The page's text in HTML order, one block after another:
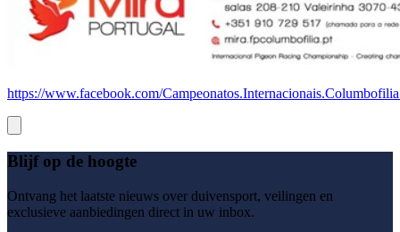
https://www.facebook.com/
Blijf op de hoogte
Ontvang het laatste nieuws over duivensport, veilingen en
exclusieve aanbiedingen direct in uw inbox.